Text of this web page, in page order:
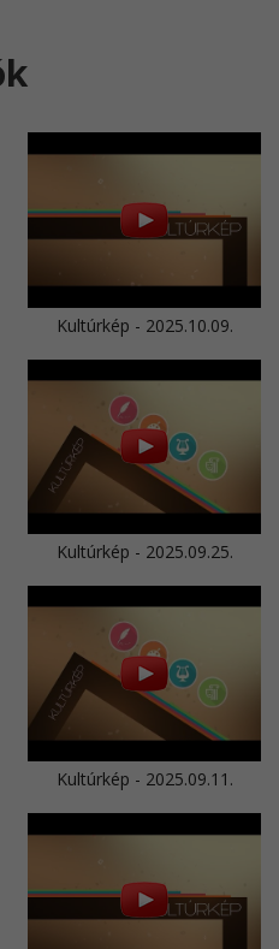
Kultúrkép - 2025.10.09.
Kultúrkép - 2025.09.25.
Kultúrkép - 2025.09.11.